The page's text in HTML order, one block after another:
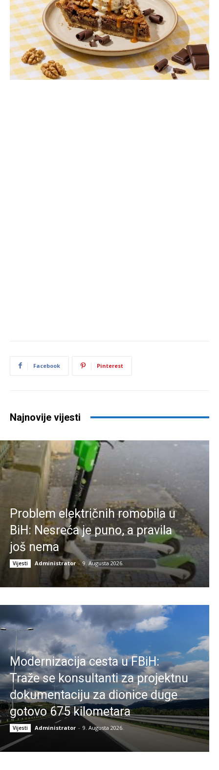
Facebook Pinterest
Najnovije vijesti
Problem električnih romobila u
BiH: Nesreća je puno, a pravila
još nema
Vijesti Administrator - 9. Augusta 2026.
Modernizacija cesta u FBiH:
Traže se konsultanti za projektnu
dokumentaciju za dionice duge
gotovo 675 kilometara
Vijesti Administrator - 9. Augusta 2026.